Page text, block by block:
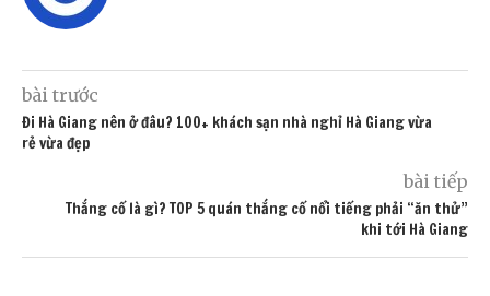
bài trước
Đi Hà Giang nên ở đâu? 100+ khách sạn nhà nghỉ Hà Giang vừa
rẻ vừa đẹp
bài tiếp
Thắng cố là gì? TOP 5 quán thắng cố nổi tiếng phải “ăn thử”
khi tới Hà Giang